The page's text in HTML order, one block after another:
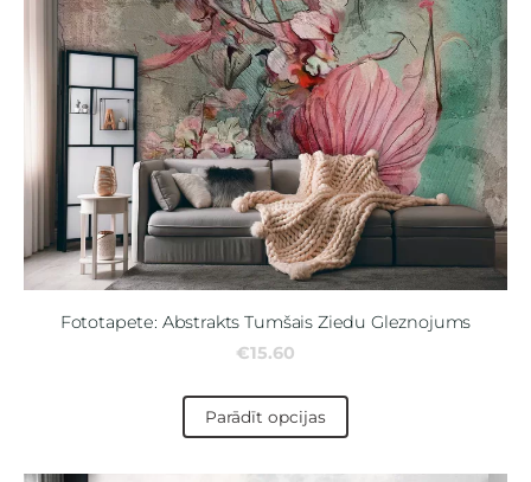
Fototapete: Abstrakts Tumšais Ziedu Gleznojums
€15.60
Parādīt opcijas